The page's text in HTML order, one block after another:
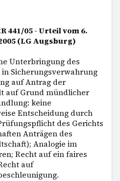
441/05 - Urteil vom 6.
(LG Augsburg)
Unterbringung des
Sicherungsverwahrung
auf Antrag der
auf Grund mündlicher
keine
Entscheidung durch
des Gerichts
Anträgen des
Analogie im
Recht auf ein faires
auf